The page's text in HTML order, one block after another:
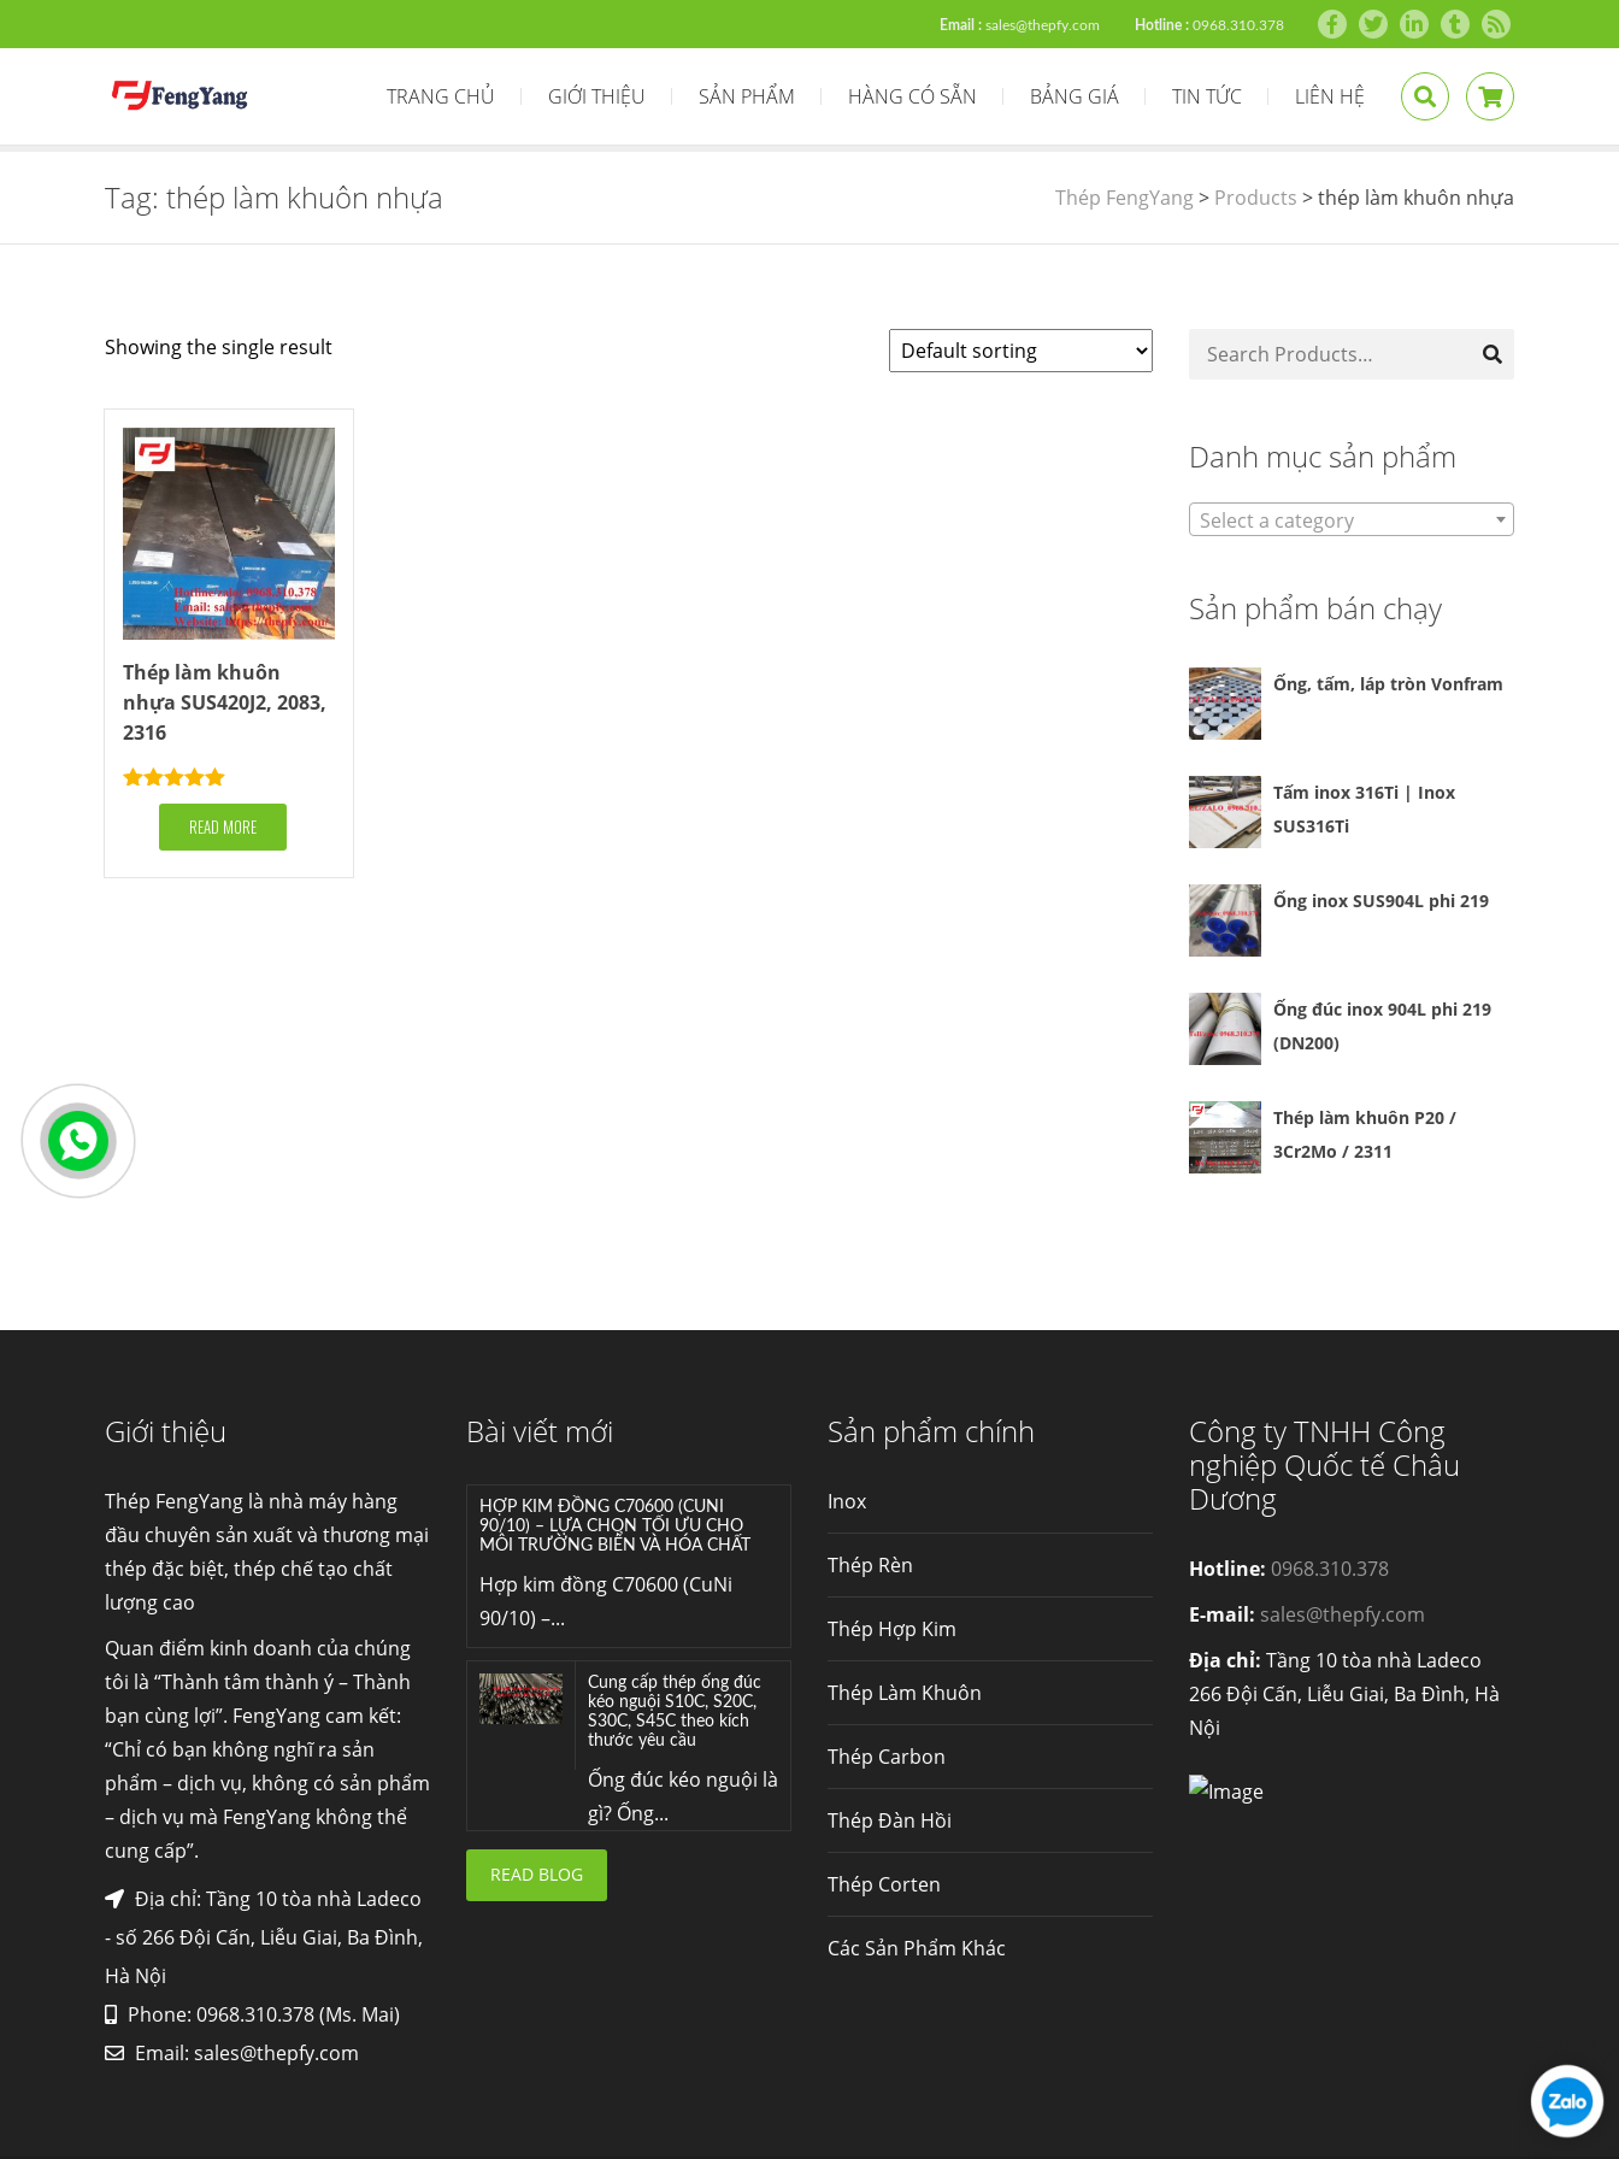
Email : sales@thepfy.com Hotline : 0968.310.378
TRANG CHỦ GIỚI THIỆU SẢN PHẨM HÀNG CÓ SẴN BẢNG GIÁ TIN TỨC LIÊN HỆ
Tag: thép làm khuôn nhựa Thép FengYang> Products >thép làm khuôn nhựa
Showing the single result
Thép làm khuôn
nhựa SUS420J2, 2083,
2316
Rated5.00
out of 5READ MORE
Danh mục sản phẩm
Select a category
Sản phẩm bán chạy
Ống, tấm, láp tròn Vonfram
Tấm inox 316Ti | Inox
SUS316Ti
Ống inox SUS904L phi 219
Ống đúc inox 904L phi 219
(DN200)
Thép làm khuôn P20 /
3Cr2Mo / 2311
Giới thiệu
Thép FengYang là nhà máy hàng
đầu chuyên sản xuất và thương mại
thép đặc biệt, thép chế tạo chất
lượng cao
Quan điểm kinh doanh của chúng
tôi là “Thành tâm thành ý – Thành
bạn cùng lợi”. FengYang cam kết:
“Chỉ có bạn không nghĩ ra sản
phẩm – dịch vụ, không có sản phẩm
– dịch vụ mà FengYang không thể
cung cấp”.
Địa chỉ: Tầng 10 tòa nhà Ladeco
- số 266 Đội Cấn, Liễu Giai, Ba Đình,
Hà Nội
Phone: 0968.310.378 (Ms. Mai)
Email: sales@thepfy.com
Bài viết mớiInox (thép không gỉ)
HỢP KIM ĐỒNG C70600 (CUNI
90/10) – LỰA CHỌN TỐI ƯU CHO
MÔI TRƯỜNG BIỂN VÀ HÓA CHẤT
Hợp kim đồng C70600 (CuNi
90/10) –...
Cung cấp thép ống đúc
kéo nguội S10C, S20C,
S30C, S45C theo kích
thước yêu cầu
Ống đúc kéo nguội là
gì? Ống...
nhà máy thép Hòa Phát
READ BLOG
Sản phẩm chính
Inox
Thép Rèn
Thép Hợp Kim
Thép Làm Khuôn
Thép Carbon
Thép Đàn Hồi
Thép Corten
Các Sản Phẩm Khác
Công ty TNHH Công
nghiệp Quốc tế Châu
Dương
Hotline: 0968.310.378
E-mail: sales@thepfy.com
Địa chỉ: Tầng 10 tòa nhà Ladeco
266 Đội Cấn, Liễu Giai, Ba Đình, Hà
Nội